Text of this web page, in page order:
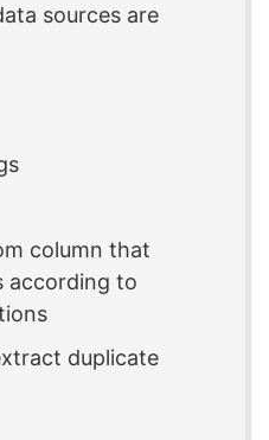
sources are
column that
​​according to
duplicate